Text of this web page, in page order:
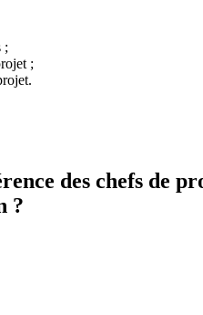
;
;
des chefs de
?